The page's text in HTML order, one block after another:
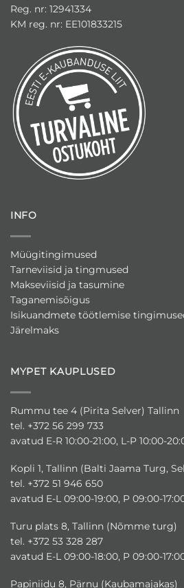
Reg. nr: 12941334
KM reg. nr: EE101833215
INFO
Müügitingimused
Tarneviisid ja tingmused
Makseviisid ja tasumine
Taganemisõigus
Isikuandmete töötlemise
Järelmaks
MYPET KAUPLUSED
Rummu tee 4 (Pirita Selver) Tallinn
tel. +372 56 299 733
avatud E-R 10:00-21:00, L-P 10:00-
Kopli 1, Tallinn (Balti Jaama Turg,
tel. +372 51 946 650
avatud E-L 09:00-19:00, P 09:00-
Turu plats 8, Tallinn (Nõmme turg)
tel. +372 53 328 287
avatud E-L 09:00-18:00, P 09:00-
Papiniidu 8, Pärnu (Kaubamajakas)